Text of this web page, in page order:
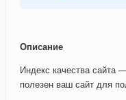
Описание
Индекс качества сайта
полезен ваш сайт для